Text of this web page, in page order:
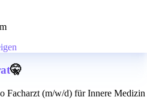
🤫
Facharzt (m/w/d) für Innere Medizin